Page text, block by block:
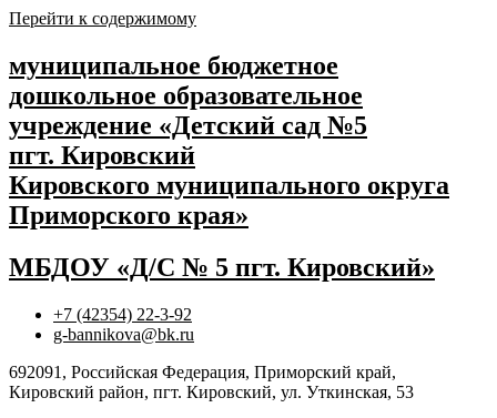
Перейти к содержимому
муниципальное бюджетное
дошкольное образовательное
учреждение «Детский сад №5
пгт. Кировский
Кировского муниципального округа
Приморского края»
МБДОУ «Д/С № 5 пгт. Кировский»
+7 (42354) 22-3-92
g-bannikova@bk.ru
692091, Российская Федерация, Приморский край,
Кировский район, пгт. Кировский, ул. Уткинская, 53